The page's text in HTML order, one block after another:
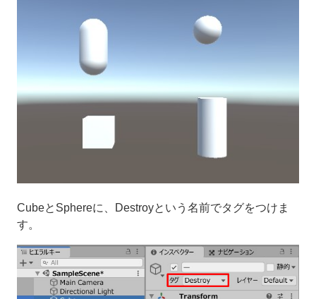
CubeとSphereに、Destroyという名前でタグをつけま
す。